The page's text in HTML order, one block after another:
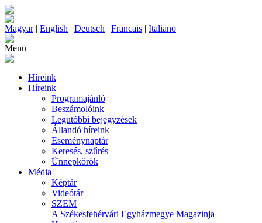
Magyar| English | Deutsch | Francais | Italiano
Menü
Híreink
Híreink
Programajánló
Beszámolóink
Legutóbbi bejegyzések
Állandó híreink
Eseménynaptár
Keresés, szűrés
Ünnepkörök
Média
Képtár
Videótár
SZEM
A Székesfehérvári Egyházmegye Magazinja